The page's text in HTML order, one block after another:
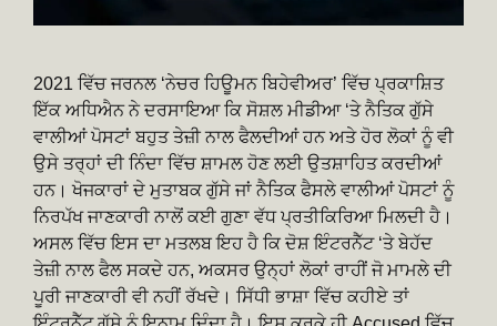
2021 ਵਿੱਚ ਜਰਨਲ ‘ਨੇਚਰ ਹਿਊਮਨ ਬਿਹੇਵੀਅਰ’ ਵਿੱਚ ਪ੍ਰਕਾਸ਼ਿਤ
ਇੱਕ ਅਧਿਐਨ ਨੇ ਦਰਸਾਇਆ ਕਿ ਸੋਸ਼ਲ ਮੀਡੀਆ ‘ਤੇ ਨੈਤਿਕ ਗੁੱਸੇ
ਵਾਲੀਆਂ ਪੋਸਟਾਂ ਬਹੁਤ ਤੇਜ਼ੀ ਨਾਲ ਫੈਲਦੀਆਂ ਹਨ ਅਤੇ ਹੋਰ ਲੋਕਾਂ ਨੂੰ ਵੀ
ਉਸੇ ਤਰ੍ਹਾਂ ਦੀ ਨਿੰਦਾ ਵਿੱਚ ਸ਼ਾਮਲ ਹੋਣ ਲਈ ਉਤਸ਼ਾਹਿਤ ਕਰਦੀਆਂ
ਹਨ। ਖੋਜਕਾਰਾਂ ਦੇ ਮੁਤਾਬਕ ਗੁੱਸੇ ਜਾਂ ਨੈਤਿਕ ਫੈਸਲੇ ਵਾਲੀਆਂ ਪੋਸਟਾਂ ਨੂੰ
ਨਿਰਪੱਖ ਜਾਣਕਾਰੀ ਨਾਲੋਂ ਕਈ ਗੁਣਾ ਵੱਧ ਪ੍ਰਤੀਕਿਰਿਆ ਮਿਲਦੀ ਹੈ।
ਅਸਲ ਵਿੱਚ ਇਸ ਦਾ ਮਤਲਬ ਇਹ ਹੈ ਕਿ ਦੋਸ਼ ਇੰਟਰਨੈੱਟ ‘ਤੇ ਬੇਹੱਦ
ਤੇਜ਼ੀ ਨਾਲ ਫੈਲ ਸਕਦੇ ਹਨ, ਅਕਸਰ ਉਨ੍ਹਾਂ ਲੋਕਾਂ ਰਾਹੀਂ ਜੋ ਮਾਮਲੇ ਦੀ
ਪੂਰੀ ਜਾਣਕਾਰੀ ਵੀ ਨਹੀਂ ਰੱਖਦੇ। ਸਿੱਧੀ ਭਾਸ਼ਾ ਵਿੱਚ ਕਹੀਏ ਤਾਂ